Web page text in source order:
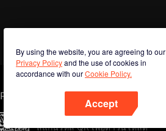
By using the website, you are agreeing to our
Privacy Policyand the use of cookies in
accordance with ourCookie Policy.
Accept
Phone
สแกนรหัส QR เพื่อดาวน์โหลด